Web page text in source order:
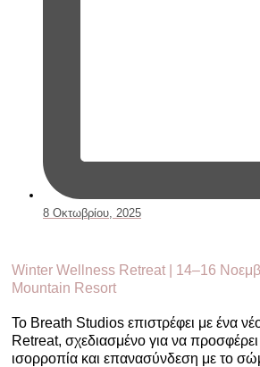
8 Οκτωβρίου, 2025
Winter Wellness Retreat | 14–16
Mountain Resort
Το Breath Studios επιστρέφει με ένα
Retreat, σχεδιασμένο για να
ισορροπία και επανασύνδεση με το